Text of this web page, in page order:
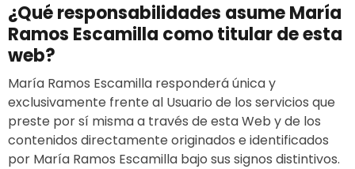
¿Qué responsabilidades asume María
Ramos Escamilla como titular de esta
web?
María Ramos Escamilla responderá única y
exclusivamente frente al Usuario de los servicios que
preste por sí misma a través de esta Web y de los
contenidos directamente originados e identificados
por María Ramos Escamilla bajo sus signos distintivos.